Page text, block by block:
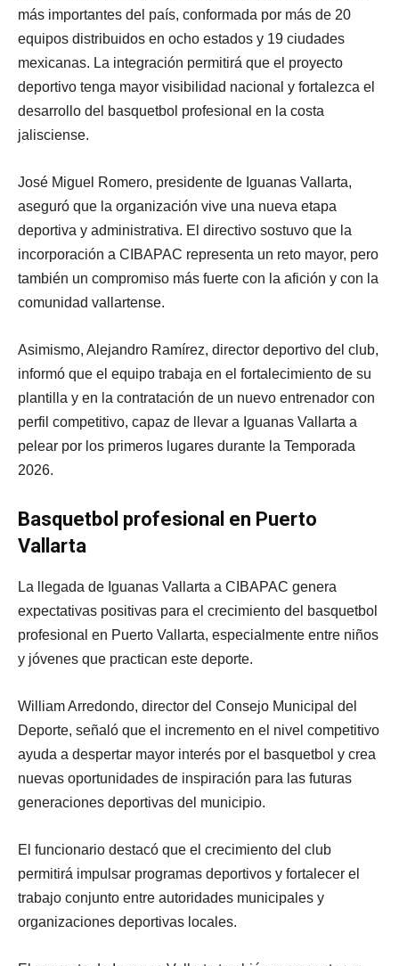
más importantes del país, conformada por más de 20
equipos distribuidos en ocho estados y 19 ciudades
mexicanas. La integración permitirá que el proyecto
deportivo tenga mayor visibilidad nacional y fortalezca el
desarrollo del basquetbol profesional en la costa
jalisciense.
José Miguel Romero, presidente de Iguanas Vallarta,
aseguró que la organización vive una nueva etapa
deportiva y administrativa. El directivo sostuvo que la
incorporación a CIBAPAC representa un reto mayor, pero
también un compromiso más fuerte con la afición y con la
comunidad vallartense.
Asimismo, Alejandro Ramírez, director deportivo del club,
informó que el equipo trabaja en el fortalecimiento de su
plantilla y en la contratación de un nuevo entrenador con
perfil competitivo, capaz de llevar a Iguanas Vallarta a
pelear por los primeros lugares durante la Temporada
2026.
Basquetbol profesional en Puerto
Vallarta
La llegada de Iguanas Vallarta a CIBAPAC genera
expectativas positivas para el crecimiento del basquetbol
profesional en Puerto Vallarta, especialmente entre niños
y jóvenes que practican este deporte.
William Arredondo, director del Consejo Municipal del
Deporte, señaló que el incremento en el nivel competitivo
ayuda a despertar mayor interés por el basquetbol y crea
nuevas oportunidades de inspiración para las futuras
generaciones deportivas del municipio.
El funcionario destacó que el crecimiento del club
permitirá impulsar programas deportivos y fortalecer el
trabajo conjunto entre autoridades municipales y
organizaciones deportivas locales.